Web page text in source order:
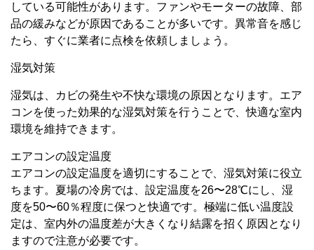
している可能性があります。ファンやモーターの故障、部
品の緩みなどが原因であることが多いです。異常音を感じ
たら、すぐに業者に点検を依頼しましょう。
湿気対策
湿気は、カビの発生や不快な環境の原因となります。エア
コンを使った効果的な湿気対策を行うことで、快適な室内
環境を維持できます。
エアコンの設定温度
エアコンの設定温度を適切にすることで、湿気対策に役立
ちます。夏場の冷房では、設定温度を26〜28℃にし、湿
度を50〜60％程度に保つと快適です。極端に低い温度設
定は、室内外の温度差が大きくなり結露を招く原因となり
ますので注意が必要です。